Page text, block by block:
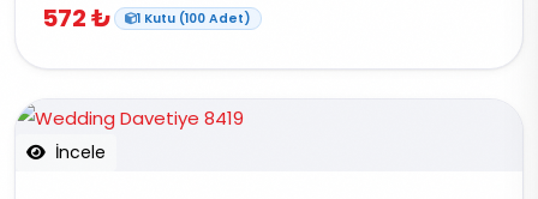
572 ₺ 1 Kutu (100 Adet)
İncele